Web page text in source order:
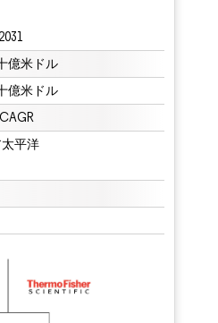
億米ドル
億米ドル
平洋
4.0の表示が必要です。